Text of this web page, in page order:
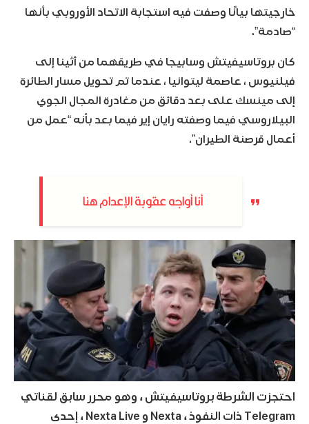
خارجيتها بيانًا وصفت فيه استجابة الاتحاد الأوروبي بأنها
“صادمة”.
كان بروتاسيفيتش وسابيجا في طريقهما من أثينا إلى
فيلنيوس ، عاصمة ليتوانيا ، عندما تم تحويل مسار الطائرة
إلى مينسك على بعد دقائق من مغادرة المجال الجوي
البيلاروسي فيما وصفته رايان إير فيما بعد بأنه “عمل من
أعمال قرصنة الطيران”.
أنا أواجه عقوبة الإعدام هنا
احتجزت الشرطة بروتاسيفيتش ، وهو محرر سابق لقناتي
Telegram ذات النفوذ ، Nexta و Nexta Live ، إحدى